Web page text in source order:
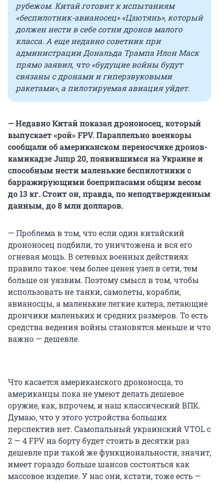
рубежом. Китай готовит к испытаниям
«беспилотник-авианосец» «Цзютянь», который
должен нести в себе сотни дронов малого
класса. А еще недавно советник при
администрации Дональда Трампа Илон Маск
прямо заявил, что «будущие войны будут
связаны с дронами и гиперзвуковыми
ракетами», а пилотируемая авиация уйдет.
— Недавно Китай показал дрононосец, который
выпускает «рой» FPV. Параллельно военкоры
сообщали об американском переносчике дронов-
камикадзе Jump 20, появившимся на Украине и
способным нести маленькие беспилотники с
барражирующими боеприпасами общим весом
до 13 кг. Стоит он, правда, по неподтвержденным
данным, до 8 млн долларов.
— Проблема в том, что если один китайский
дрононосец подбили, то уничтожена и вся его
огневая мощь. В сетевых военных действиях
правило такое: чем более ценен узел в сети, тем
больше он уязвим. Поэтому смысл в том, чтобы
использовать не танки, самолеты, корабли,
авианосцы, а маленькие легкие катера, летающие
дрончики маленьких и средних размеров. То есть
средства ведения войны становятся меньше и что
важно — дешевле.
Что касается американского дрононосца, то
американцы пока не умеют делать дешевое
оружие, как, впрочем, и наш классический ВПК.
Думаю, что у этого устройства больших
перспектив нет. Самопальный украинский VTOL с
2 — 4 FPV на борту будет стоить в десятки раз
дешевле при такой же функциональности, значит,
имеет гораздо больше шансов состояться как
массовое изделие. У нас они, кстати, тоже есть —